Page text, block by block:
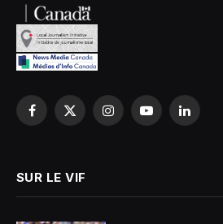
Facebook
X
InstagramYouTubeLinkedIn
SUR LE VIF